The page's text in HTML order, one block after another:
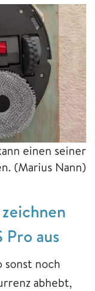
einen seiner
(Marius Nann)
aus
sonst noch
abhebt,